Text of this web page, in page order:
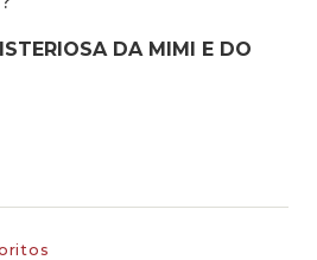
DA MIMI E DO